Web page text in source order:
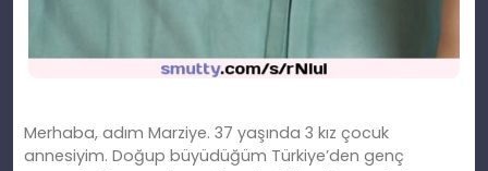
Merhaba, adım Marziye. 37 yaşında 3 kız çocuk
annesiyim. Doğup büyüdüğüm Türkiye’den genç